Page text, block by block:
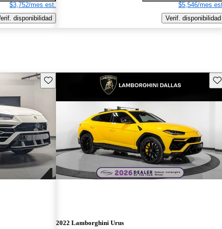
$3,752/mes est.
disponibilidad
$5,546/mes
Verif. disponibilidad
Guarda este Aviso
2022 Lamborghini Urus